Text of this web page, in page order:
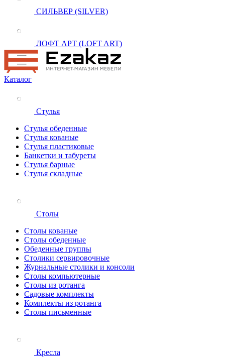
СИЛЬВЕР (SILVER)
ЛОФТ АРТ (LOFT ART)
Каталог
Стулья
Стулья обеденные
Стулья кованые
Стулья пластиковые
Банкетки и табуреты
Стулья барные
Стулья складные
Столы
Столы кованые
Столы обеденные
Обеденные группы
Столики сервировочные
Журнальные столики и консоли
Столы компьютерные
Столы из ротанга
Садовые комплекты
Комплекты из ротанга
Столы письменные
Кресла